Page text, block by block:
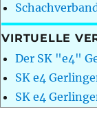
VIRTUELLE
Der SK "e4"
SK e4
SK e4